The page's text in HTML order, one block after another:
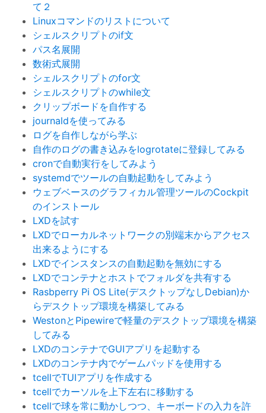
て２
Linuxコマンドのリストについて
シェルスクリプトのif文
パス名展開
数術式展開
シェルスクリプトのfor文
シェルスクリプトのwhile文
クリップボードを自作する
journaldを使ってみる
ログを自作しながら学ぶ
自作のログの書き込みをlogrotateに登録してみる
cronで自動実行をしてみよう
systemdでツールの自動起動をしてみよう
ウェブベースのグラフィカル管理ツールのCockpit
のインストール
LXDを試す
LXDでローカルネットワークの別端末からアクセス
出来るようにする
LXDでインスタンスの自動起動を無効にする
LXDでコンテナとホストでフォルダを共有する
Rasbperry Pi OS Lite(デスクトップなしDebian)か
らデスクトップ環境を構築してみる
WestonとPipewireで軽量のデスクトップ環境を構築
してみる
LXDのコンテナでGUIアプリを起動する
LXDのコンテナ内でゲームパッドを使用する
tcellでTUIアプリを作成する
tcellでカーソルを上下左右に移動する
tcellで球を常に動かしつつ、キーボードの入力を許